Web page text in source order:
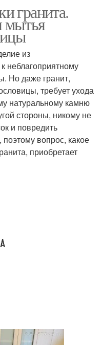
гранита.
мытья
из
неблагоприятному
Но даже гранит,
требует ухода
натуральному камню
стороны, никому не
и повредить
поэтому вопрос, какое
приобретает